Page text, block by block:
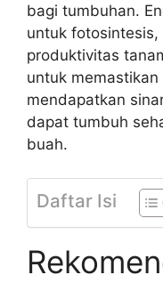
bagi tumbuhan.
untuk
produktivitas
untuk
mendapatkan
dapat tumbuh
buah.
Daftar Isi